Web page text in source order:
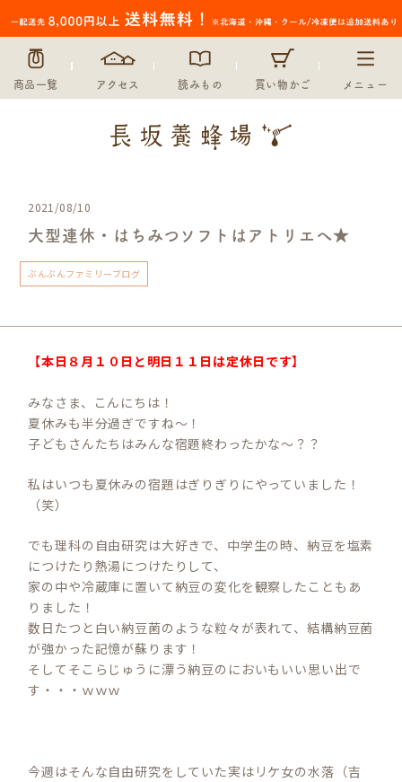
商品一覧 アクセス 読みもの 買い物かご メニュー
2021/08/10
大型連休・はちみつソフトはアトリエへ★
ぶんぶんファミリーブログ
【本日８月１０日と明日１１日は定休日です】
みなさま、こんにちは！
夏休みも半分過ぎですね～！
子どもさんたちはみんな宿題終わったかな～？？
私はいつも夏休みの宿題はぎりぎりにやっていました！
（笑）
でも理科の自由研究は大好きで、中学生の時、納豆を塩素
につけたり熱湯につけたりして、
家の中や冷蔵庫に置いて納豆の変化を観察したこともあ
りました！
数日たつと白い納豆菌のような粒々が表れて、結構納豆菌
が強かった記憶が蘇ります！
そしてそこらじゅうに漂う納豆のにおいもいい思い出で
す・・・ｗｗｗ
今週はそんな自由研究をしていた実はリケ女の水落（吉